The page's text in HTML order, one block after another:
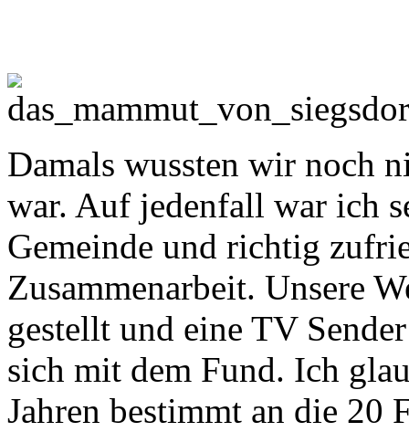
Damals wussten wir noch
war. Auf jedenfall war ich
Gemeinde und richtig
Zusammenarbeit. Unsere
gestellt und eine TV
sich mit dem Fund. Ich
Jahren bestimmt an die 20